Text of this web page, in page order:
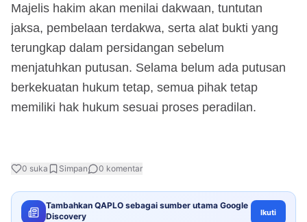
Majelis hakim akan menilai dakwaan, tuntutan
jaksa, pembelaan terdakwa, serta alat bukti yang
terungkap dalam persidangan sebelum
menjatuhkan putusan. Selama belum ada putusan
berkekuatan hukum tetap, semua pihak tetap
memiliki hak hukum sesuai proses peradilan.
0 suka Simpan 0 komentar
Tambahkan QAPLO sebagai sumber utama Google
Discovery
Ikuti